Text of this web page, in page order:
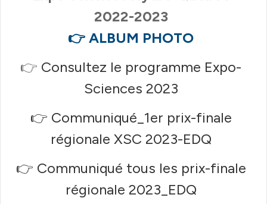
2022-2023
👉 ALBUM PHOTO
👉 Consultez le programme Expo-
Sciences 2023
👉 Communiqué_1er prix-finale
régionale XSC 2023-EDQ
👉 Communiqué tous les prix-finale
régionale 2023_EDQ